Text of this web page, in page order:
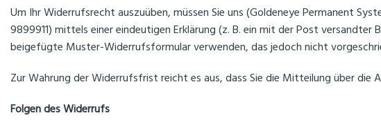
Um Ihr Widerrufsrecht auszuüben, müssen Sie uns (Goldeneye Permanent
9899911) mittels einer eindeutigen Erklärung (z. B. ein mit der Post
beigefügte Muster-Widerrufsformular verwenden, das jedoch nicht
Zur Wahrung der Widerrufsfrist reicht es aus, dass Sie die Mitteilung über
Folgen des Widerrufs